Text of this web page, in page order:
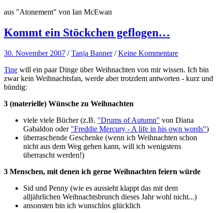
aus "Atonement" von Ian McEwan
Kommt ein Stöckchen geflogen…
30. November 2007 /Tanja Banner /Keine Kommentare
Tine will ein paar Dinge über Weihnachten von mir wissen. Ich bin
zwar kein Weihnachtsfan, werde aber trotzdem antworten - kurz und
bündig:
3 (materielle) Wünsche zu Weihnachten
viele viele Bücher (z.B. "Drums of Autumn" von Diana
Gabaldon oder "Freddie Mercury - A life in his own words")
überraschende Geschenke (wenn ich Weihnachten schon
nicht aus dem Weg gehen kann, will ich wenigstens
überrascht werden!)
3 Menschen, mit denen ich gerne Weihnachten feiern würde
Sid und Penny (wie es aussieht klappt das mit dem
alljährlichen Weihnachtsbrunch dieses Jahr wohl nicht...)
ansonsten bin ich wunschlos glücklich